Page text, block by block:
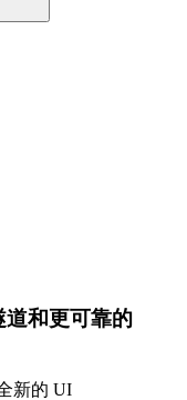
和更可靠的
新的 UI